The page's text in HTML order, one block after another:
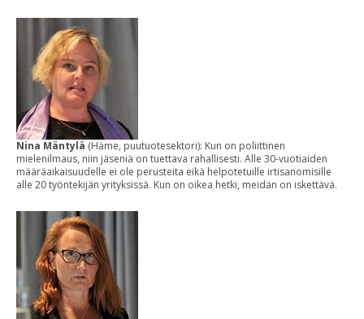
Nina Mäntylä (Häme, puutuotesektori): Kun on poliittinen
mielenilmaus, niin jäseniä on tuettava rahallisesti. Alle 30-vuotiaiden
määräaikaisuudelle ei ole perusteita eikä helpotetuille irtisanomisille
alle 20 työntekijän yrityksissä. Kun on oikea hetki, meidän on iskettävä.